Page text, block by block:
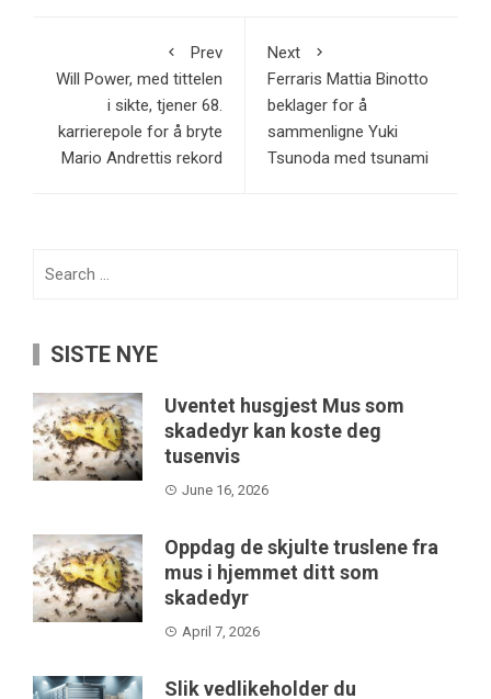
Prev
Will Power, med tittelen
i sikte, tjener 68.
karrierepole for å bryte
Mario Andrettis rekord
Next
Ferraris Mattia Binotto
beklager for å
sammenligne Yuki
Tsunoda med tsunami
SISTE NYE
Uventet husgjest Mus som
skadedyr kan koste deg
tusenvis
June 16, 2026
Oppdag de skjulte truslene fra
mus i hjemmet ditt som
skadedyr
April 7, 2026
Slik vedlikeholder du